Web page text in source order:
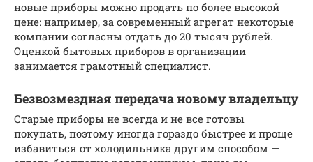
новые приборы можно продать по более высокой
цене: например, за современный агрегат некоторые
компании согласны отдать до 20 тысяч рублей.
Оценкой бытовых приборов в организации
занимается грамотный специалист.
Безвозмездная передача новому владельцу
Старые приборы не всегда и не все готовы
покупать, поэтому иногда гораздо быстрее и проще
избавиться от холодильника другим способом —